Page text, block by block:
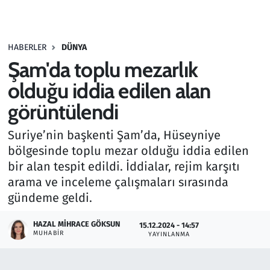
HABERLER DÜNYA
Şam'da toplu mezarlık
olduğu iddia edilen alan
görüntülendi
Suriye’nin başkenti Şam’da, Hüseyniye
bölgesinde toplu mezar olduğu iddia edilen
bir alan tespit edildi. İddialar, rejim karşıtı
arama ve inceleme çalışmaları sırasında
gündeme geldi.
HAZAL MIHRACE GÖKSUN
MUHABIR
15.12.2024 - 14:57
YAYINLANMA
Haber
Kültür Sanat
Kurumsal Haberler
Lezzet Durağı
Memur ve Kamu
Otomobil
Oyun